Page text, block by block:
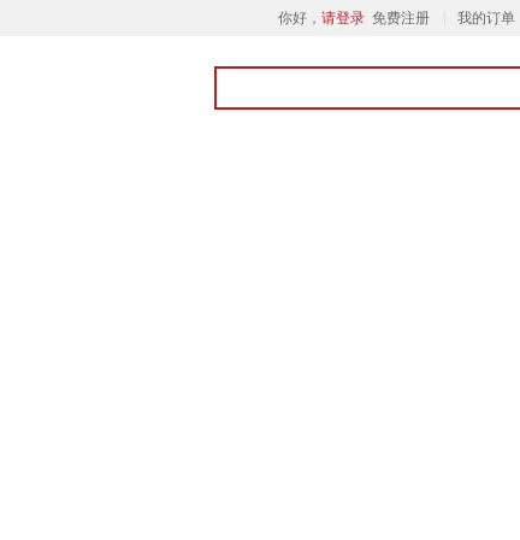
你好， 请登录 免费注册 我的订单